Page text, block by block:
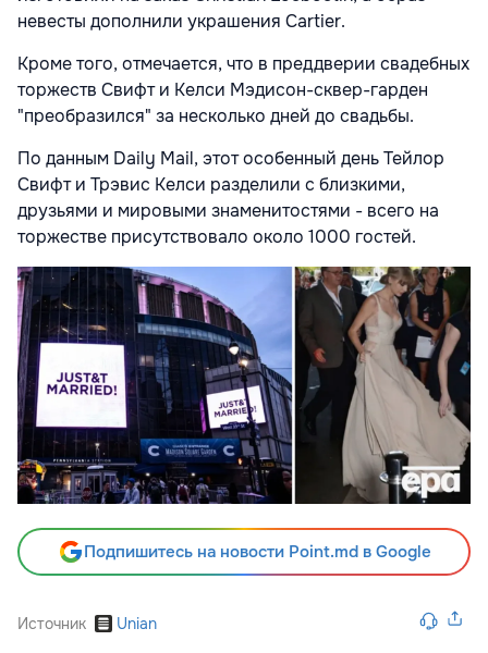
невесты дополнили украшения Cartier.
Кроме того, отмечается, что в преддверии свадебных
торжеств Свифт и Келси Мэдисон-сквер-гарден
"преобразился" за несколько дней до свадьбы.
По данным Daily Mail, этот особенный день Тейлор
Свифт и Трэвис Келси разделили с близкими,
друзьями и мировыми знаменитостями - всего на
торжестве присутствовало около 1000 гостей.
Подпишитесь на новости Point.md в Google
Источник Unian